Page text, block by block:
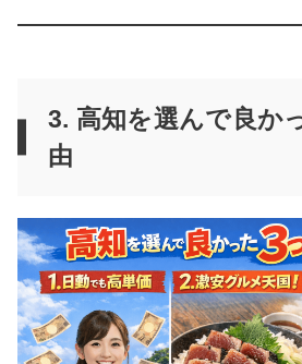
3. 高知を選んで良か
由